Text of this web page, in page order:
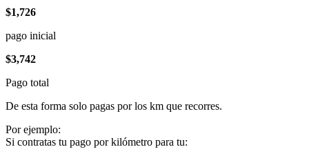
$1,726
pago inicial
$3,742
Pago total
De esta forma solo pagas por los km que recorres.
Por ejemplo:
Si contratas tu pago por kilómetro para tu: